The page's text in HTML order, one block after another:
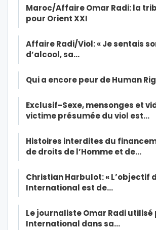
Maroc/Affaire Omar Radi: la
pour Orient XXI
Affaire Radi/Viol: « Je sentais
d’alcool, sa…
Qui a encore peur de Human
Exclusif-Sexe, mensonges et
victime présumée du viol est…
Histoires interdites du
de droits de l’Homme et de…
Christian Harbulot: « L’objectif
International est de…
Le journaliste Omar Radi
International dans sa…